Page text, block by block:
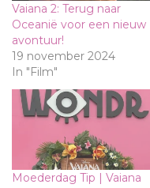
Vaiana 2: Terug naar
Oceanië voor een nieuw
avontuur!
19 november 2024
In "Film"
Moederdag Tip | Vaiana